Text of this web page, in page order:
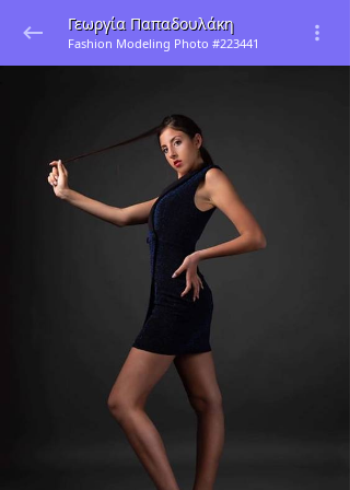
Γεωργία Παπαδουλάκη
Fashion Modeling Photo #223441